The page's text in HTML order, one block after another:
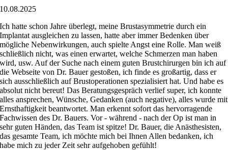
10.08.2025
Ich hatte schon Jahre überlegt, meine Brustasymmetrie durch ein
Implantat ausgleichen zu lassen, hatte aber immer Bedenken über
mögliche Nebenwirkungen, auch spielte Angst eine Rolle. Man weiß
schließlich nicht, was einen erwartet, welche Schmerzen man haben
wird, usw. Auf der Suche nach einem guten Brustchirurgen bin ich auf
die Webseite von Dr. Bauer gestoßen, ich finde es großartig, dass er
sich ausschließlich auf Brustoperationen spezialisiert hat. Und habe es
absolut nicht bereut! Das Beratungsgespräch verlief super, ich konnte
alles ansprechen, Wünsche, Gedanken (auch negative), alles wurde mit
Ernsthaftigkeit beantwortet. Man erkennt sofort das hervorragende
Fachwissen des Dr. Bauers. Vor - während - nach der Op ist man in
sehr guten Händen, das Team ist spitze! Dr. Bauer, die Anästhesisten,
das gesamte Team, ich möchte mich bei Ihnen Allen bedanken, ich
habe mich zu jeder Zeit sehr aufgehoben gefühlt!